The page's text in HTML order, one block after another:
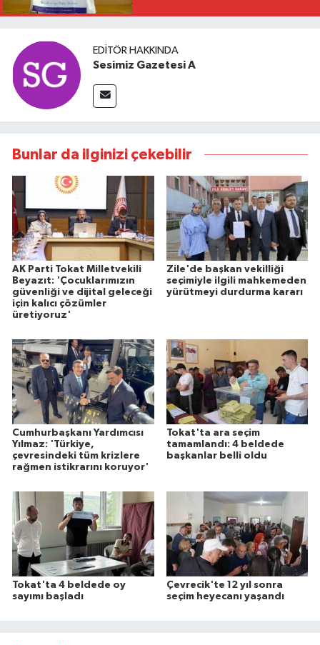
EDITÖR HAKKINDA
Sesimiz Gazetesi A
Bunlar da ilginizi çekebilir
AK Parti Tokat Milletvekili
Beyazıt: 'Çocuklarımızın
güvenliği ve dijital geleceği
için kalıcı çözümler
üretiyoruz'
Zile'de başkan vekilliği
seçimiyle ilgili mahkemeden
yürütmeyi durdurma kararı
Cumhurbaşkanı Yardımcısı
Yılmaz: 'Türkiye,
çevresindeki tüm krizlere
rağmen istikrarını koruyor'
Tokat'ta ara seçim
tamamlandı: 4 beldede
başkanlar belli oldu
Tokat'ta 4 beldede oy
sayımı başladı
Çevrecik'te 12 yıl sonra
seçim heyecanı yaşandı